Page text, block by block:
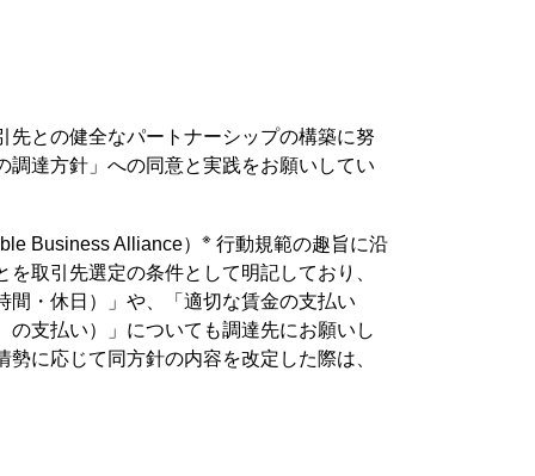
との健全なパートナーシップの構築に努
達方針」への同意と実践をお願いしてい
Business Alliance） ※ 行動規範の趣旨に沿
取引先選定の条件として明記しており、
・休日）」や、「適切な賃金の支払い
支払い）」についても調達先にお願いし
に応じて同方針の内容を改定した際は、